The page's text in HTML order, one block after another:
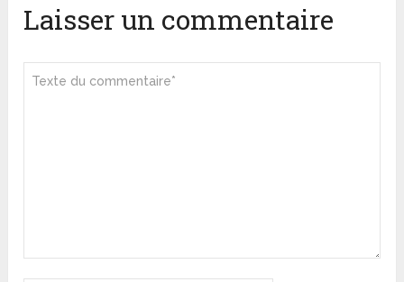
Laisser un commentaire